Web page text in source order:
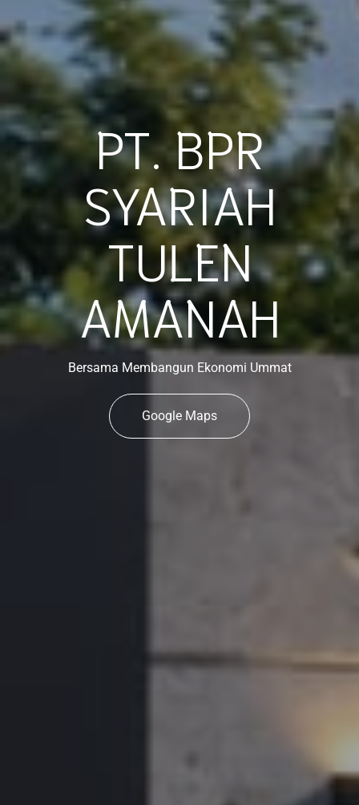
PT. BPR
SYARIAH
TULEN
AMANAH
Bersama Membangun Ekonomi Ummat
Google Maps